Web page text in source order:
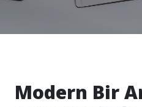
Modern Bir